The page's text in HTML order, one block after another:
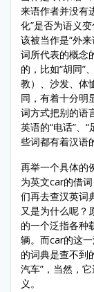
来语作者并没有
化”是否为语义
该被当作是“外
词所代表的概念
的，比如“胡同”
教）、沙发、体
同，有着十分明
词方式把别的语
英语的“电话”、“
些词都有着汉语
再举一个具体的
为英文car的借
们再去查汉英词
又是为什么呢？
的一个泛指各种
辆。而car的这
的词典是查不到
汽车”，当然，
义。